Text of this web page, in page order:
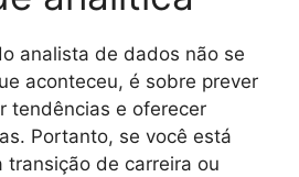
analista de dados não se
aconteceu, é sobre prever
tendências e oferecer
Portanto, se você está
transição de carreira ou